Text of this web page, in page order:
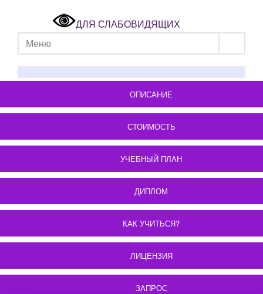
ДЛЯ СЛАБОВИДЯЩИХ
Меню
ОПИСАНИЕ
СТОИМОСТЬ
УЧЕБНЫЙ ПЛАН
ДИПЛОМ
КАК УЧИТЬСЯ?
ЛИЦЕНЗИЯ
ЗАПРОС